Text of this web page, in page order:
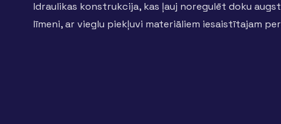
Idraulikas konstrukcija, kas ļauj noregulēt doku
līmeni, ar vieglu piekļuvi materiāliem iesaistītajam